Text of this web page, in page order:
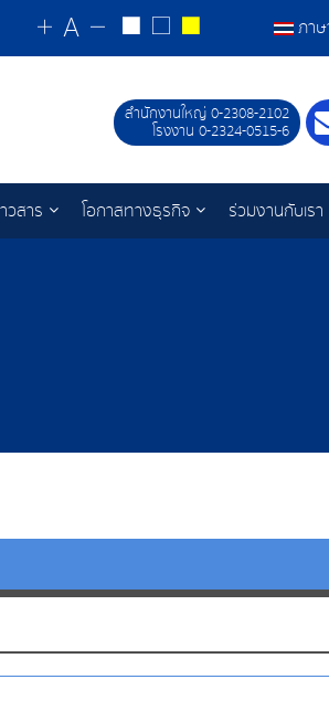
ภาษ
สำนักงานใหญ่ 0-2308-2102
โรงงาน 0-2324-0515-6
วสาร โอกาสทางธุรกิจ ร่วมงานกับเรา